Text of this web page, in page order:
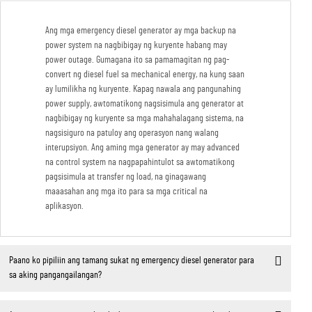
Ang mga emergency diesel generator ay mga backup na
power system na nagbibigay ng kuryente habang may
power outage. Gumagana ito sa pamamagitan ng pag-
convert ng diesel fuel sa mechanical energy, na kung saan
ay lumilikha ng kuryente. Kapag nawala ang pangunahing
power supply, awtomatikong nagsisimula ang generator at
nagbibigay ng kuryente sa mga mahahalagang sistema, na
nagsisiguro na patuloy ang operasyon nang walang
interupsiyon. Ang aming mga generator ay may advanced
na control system na nagpapahintulot sa awtomatikong
pagsisimula at transfer ng load, na ginagawang
maaasahan ang mga ito para sa mga critical na
aplikasyon.
Paano ko pipiliin ang tamang sukat ng emergency diesel generator para
sa aking pangangailangan?